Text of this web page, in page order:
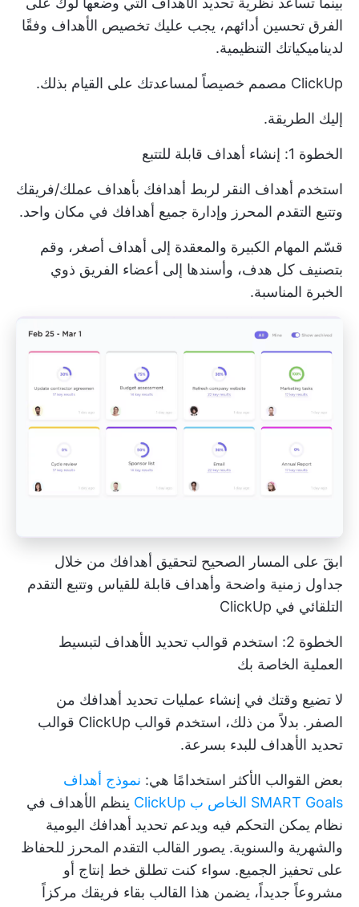
الفرق تحسين أدائهم، يجب عليك تخصيص الأهداف وفقًا
لديناميكياتك التنظيمية.
ClickUp مصمم خصيصاً لمساعدتك على القيام بذلك.
إليك الطريقة.
الخطوة 1: إنشاء أهداف قابلة للتتبع
استخدم أهداف النقر لربط أهدافك بأهداف عملك/فريقك
وتتبع التقدم المحرز وإدارة جميع أهدافك في مكان واحد.
قسّم المهام الكبيرة والمعقدة إلى أهداف أصغر، وقم
بتصنيف كل هدف، وأسندها إلى أعضاء الفريق ذوي
الخبرة المناسبة.
ابقَ على المسار الصحيح لتحقيق أهدافك من خلال
جداول زمنية واضحة وأهداف قابلة للقياس وتتبع التقدم
التلقائي في ClickUp
الخطوة 2: استخدم قوالب تحديد الأهداف لتبسيط
العملية الخاصة بك
لا تضيع وقتك في إنشاء عمليات تحديد أهدافك من
الصفر. بدلاً من ذلك، استخدم قوالب ClickUp
قوالب
تحديد الأهداف للبدء بسرعة.
بعض القوالب الأكثر استخدامًا هي: نموذج أهداف
SMART Goals الخاص ب ClickUp
ينظم الأهداف في
نظام يمكن التحكم فيه ويدعم تحديد أهدافك اليومية
والشهرية والسنوية. يصور القالب التقدم المحرز للحفاظ
على تحفيز الجميع. سواء كنت تطلق خط إنتاج أو
مشروعاً جديداً، يضمن هذا القالب بقاء فريقك مركزاً